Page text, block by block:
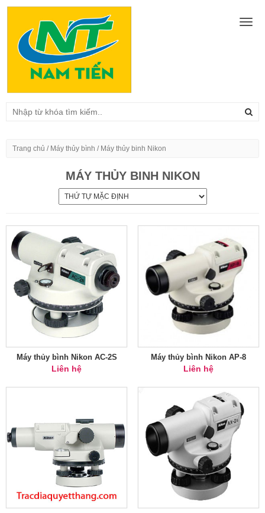
Trang chủ / Máy thủy bình / Máy thủy binh Nikon
MÁY THỦY BINH NIKON
Máy thủy bình Nikon AC-2S
Liên hệ
Máy thủy bình Nikon AP-8
Liên hệ